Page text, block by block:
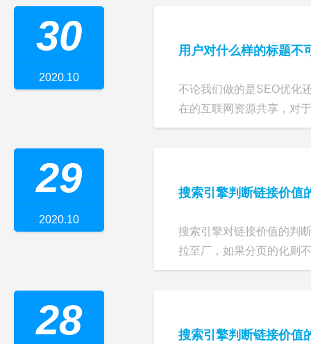
用户对什么样的标题不
不论我们做的是SEO优化
在的互联网资源共享，对
30
2020.10
搜索引擎判断链接价值
搜索引擎对链接价值的判
拉至厂，如果分页的化则
29
2020.10
搜索引擎判断链接价值
28